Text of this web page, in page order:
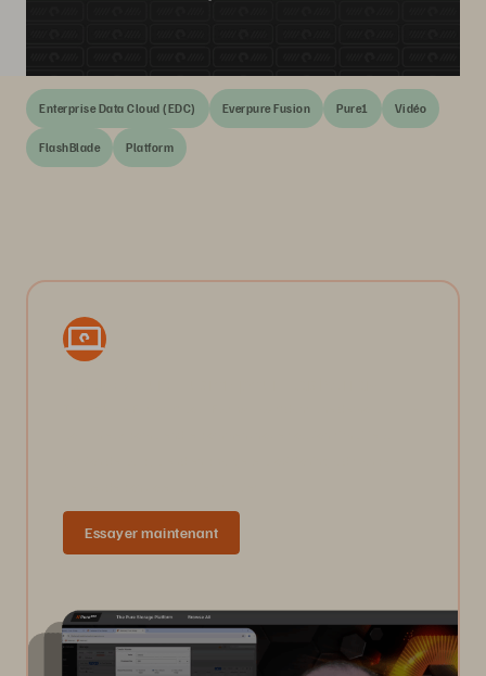
Enterprise Data Cloud (EDC) Everpure Fusion Pure1 Vidéo
FlashBlade Platform
Essayer maintenant